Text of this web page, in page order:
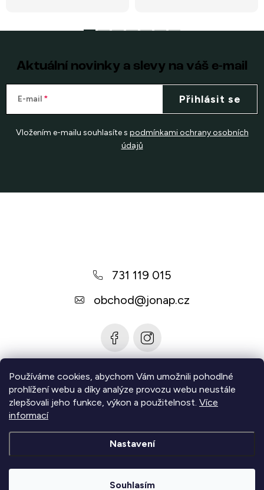
Používáme cookies, abychom Vám umožnili pohodlné
prohlížení webu a díky analýze provozu webu neustále
zlepšovali jeho funkce, výkon a použitelnost. Více
informací
Nastavení
Souhlasím
Aktuální novinky a slevy na váš e-mail
E-mail
Vložením e-mailu souhlasíte s podmínkami ochrany osobních
údajů
Přihlásit se
731 119 015
obchod@jonap.cz
Informace pro vás
Zjistěte více
vyhrazena.Upravit nastavení cookies